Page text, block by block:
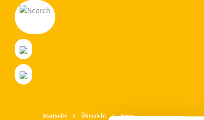
Startseite Übersicht News